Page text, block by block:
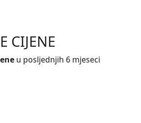
CIJENE
u posljednjih 6 mjeseci